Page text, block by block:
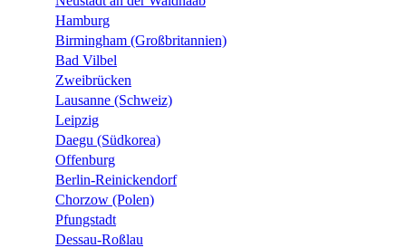
Hamburg
Birmingham (Großbritannien)
Bad Vilbel
Zweibrücken
Lausanne (Schweiz)
Leipzig
Daegu (Südkorea)
Offenburg
Berlin-Reinickendorf
Chorzow (Polen)
Pfungstadt
Dessau-Roßlau